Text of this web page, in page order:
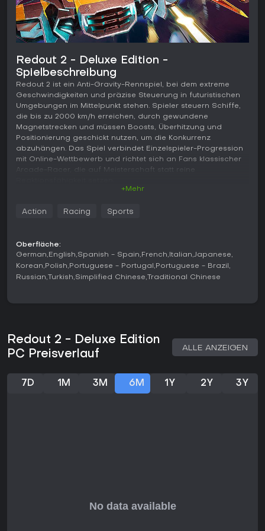
Redout 2 - Deluxe Edition -
Spielbeschreibung
Redout 2 ist ein Anti-Gravity-Rennspiel, bei dem extreme
Geschwindigkeiten und präzise Steuerung in futuristischen
Umgebungen im Mittelpunkt stehen. Spieler steuern Schiffe,
die bis zu 2000 km/h erreichen, durch gewundene
Magnetstrecken und müssen Boosts, Überhitzung und
Positionierung geschickt nutzen, um die Konkurrenz
abzuhängen. Das Spiel verbindet Einzelspieler-Progression
mit Online-Wettbewerb und richtet sich an Fans klassischer
Arcade-Racer, die auf Meisterschaft statt reine
Die Steuerung erfolgt über ein Twin-Stick-Schema: Der linke
Chassis stehen zur Verfügung, jedes mit eigenen
Fahreigenschaften und an ein bestimmtes Rennteam
gebunden. Der Boost sorgt für kurzfristige
Geschwindigkeitsschübe, kann aber zu Überhitzung führen,
Ligen mit steigendem Schwierigkeitsgrad und umfasst
Dutzende umkehrbarer Kurse in verschiedenen Umgebungen.
Sechs zentrale Modi strukturieren die Rennen. Im Standard-
Rennen treten Piloten gegen KI oder andere Spieler an. Time
+Mehr
Action Racing Sports
Oberfläche:
German English Spanish - Spain French Italian Japanese
Korean Polish Portuguese - Portugal
Portuguese - Brazil
Russian Turkish Simplified Chinese Traditional Chinese
Redout 2 - Deluxe Edition
PC Preisverlauf
ALLE ANZEIGEN
7D 1M 3M 6M 1Y 2Y 3Y